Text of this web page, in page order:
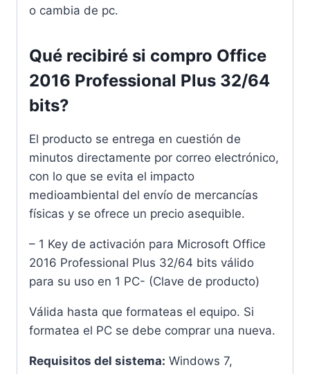
o cambia de pc.
Qué recibiré si compro Office
2016 Professional Plus 32/64
bits?
El producto se entrega en cuestión de
minutos directamente por correo electrónico,
con lo que se evita el impacto
medioambiental del envío de mercancías
físicas y se ofrece un precio asequible.
– 1 Key de activación para Microsoft Office
2016 Professional Plus 32/64 bits válido
para su uso en 1 PC- (Clave de producto)
Válida hasta que formateas el equipo. Si
formatea el PC se debe comprar una nueva.
Requisitos del sistema: Windows 7,